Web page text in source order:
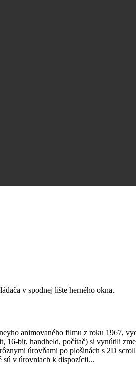
v spodnej lište herného okna.
animovaného filmu z roku 1967,
16-bit, handheld, počítač) si vynútili
úrovňami po plošinách s 2D
v úrovniach k dispozícii...